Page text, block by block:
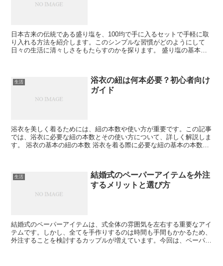
日本古来の伝統である盛り塩を、100均で手に入るセットで手軽に取
り入れる方法を紹介します。このシンプルな習慣がどのようにして
日々の生活に清々しさをもたらすのかを探ります。 盛り塩の基本と
生活
浴衣の紐は何本必要？初心者向け
ガイド
浴衣を美しく着るためには、紐の本数や使い方が重要です。この記事
では、浴衣に必要な紐の本数とその使い方について、詳しく解説しま
す。 浴衣の基本の紐の本数 浴衣を着る際に必要な紐の基本の本数を
生活
結婚式のペーパーアイテムを外注
するメリットと選び方
結婚式のペーパーアイテムは、式全体の雰囲気を左右する重要なアイ
テムです。しかし、全てを手作りするのは時間も手間もかかるため、
外注することを検討するカップルが増えています。今回は、ペーパー